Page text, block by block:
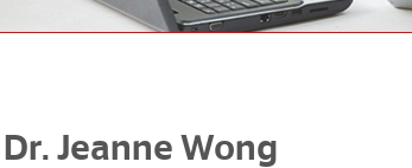
Jeanne Wong